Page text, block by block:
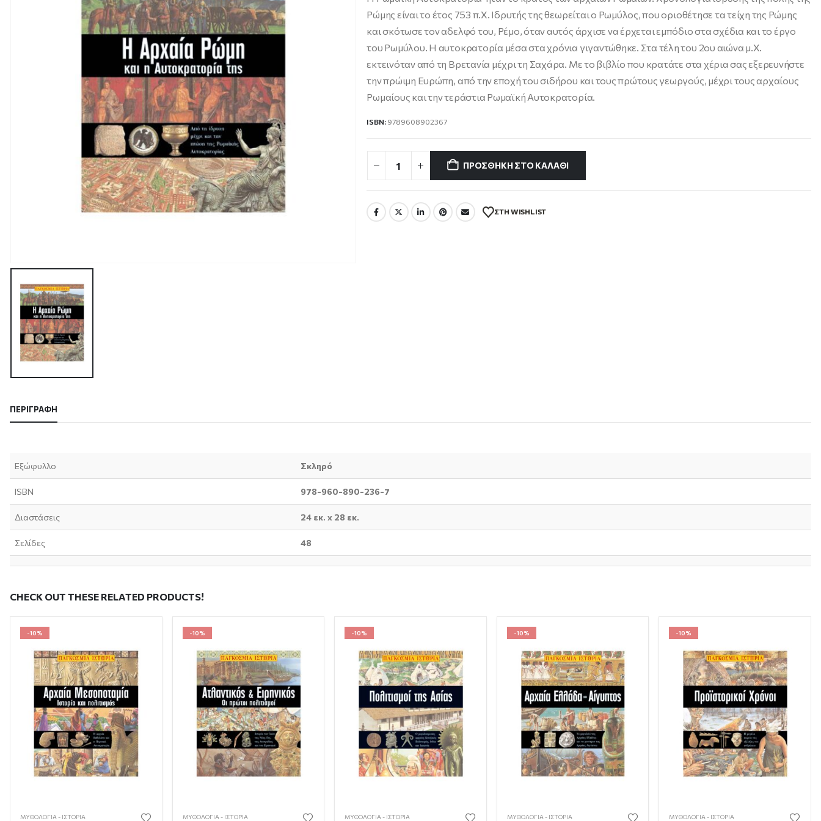
5.30 €.είναι:
4.77 €.
Ρώμης είναι το έτος 753 π.Χ. Ιδρυτής της θεωρείται ο Ρωμύλος, που οριοθέτησε τα τείχη της Ρώμης
και σκότωσε τον αδελφό του, Ρέμο, όταν αυτός άρχισε να έρχεται εμπόδιο στα σχέδια και το έργο
του Ρωμύλου. Η αυτοκρατορία μέσα στα χρόνια γιγαντώθηκε. Στα τέλη του 2ου αιώνα μ.Χ.
εκτεινόταν από τη Βρετανία μέχρι τη Σαχάρα. Με το βιβλίο που κρατάτε στα χέρια σας εξερευνήστε
την πρώιμη Ευρώπη, από την εποχή του σιδήρου και τους πρώτους γεωργούς, μέχρι τους αρχαίους
Ρωμαίους και την τεράστια Ρωμαϊκή Αυτοκρατορία.
ISBN: 9789608902367
ΠΡΟΣΘΉΚΗ ΣΤΟ ΚΑΛΆΘΙ
ΣΤΗ WISHLIST
ΠΕΡΙΓΡΑΦΉ
Εξώφυλλο Σκληρό
ISBN 978-960-890-236-7
Διαστάσεις 24 εκ. x 28 εκ.
Σελίδες 48
CHECK OUT THESE RELATED PRODUCTS!
-10%
ΜΥΘΟΛΟΓΊΑ - ΙΣΤΟΡΊΑ
-10%
ΜΥΘΟΛΟΓΊΑ - ΙΣΤΟΡΊΑ
-10%
ΜΥΘΟΛΟΓΊΑ - ΙΣΤΟΡΊΑ
-10%
ΜΥΘΟΛΟΓΊΑ - ΙΣΤΟΡΊΑ
-10%
ΜΥΘΟΛΟΓΊΑ - ΙΣΤΟΡΊΑ